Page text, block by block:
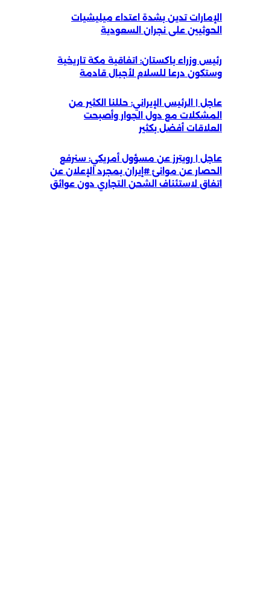
الإمارات تدين بشدة اعتداء ميليشيات
الحوثيين على نجران السعودية
رئيس وزراء باكستان: اتفاقية مكة تاريخية
وستكون درعا للسلام لأجيال قادمة
عاجل | الرئيس الإيراني: حللنا الكثير من
المشكلات مع دول الجوار وأصبحت
العلاقات أفضل بكثير
عاجل | رويترز عن مسؤول أمريكي: سنرفع
الحصار عن موانئ #إيران بمجرد الإعلان عن
اتفاق لاستئناف الشحن التجاري دون عوائق